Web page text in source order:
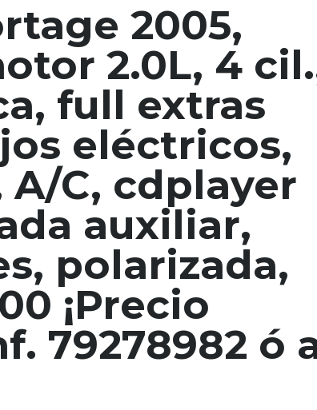
2005,
2.0L, 4
full extras
eléctricos,
C, cdplayer
auxiliar,
polarizada,
¡Precio
79278982 ó